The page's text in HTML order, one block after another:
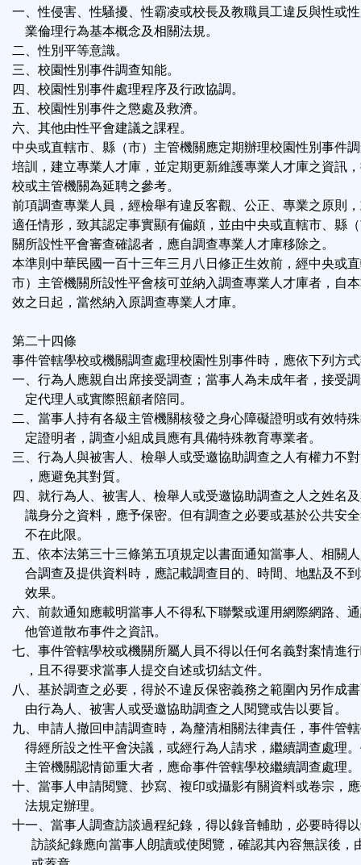
一、性侵害、性騷擾、性霸凌或校長及教職員工違反與性或
業倫理行為基本概念及相關法規。
二、性別平等意識。
三、校園性別事件調查知能。
四、校園性別事件處理程序及行政協調。
五、校園性別事件之懲處及救濟。
六、其他由性平會建議之課程。
中央或直轄市、縣（市）主管機關應定期辦理校園性別事件
培訓，建立專業人才庫，並定期更新維護專業人才庫之資訊
校或主管機關為延聘之參考。
前項調查專業人員，經檢舉有違反客觀、公正、專業之原則
適任情形，致其認定事實顯有偏頗，並由中央或直轄市、縣
關所設性平會審查確認者，應自調查專業人才庫移除之。
本準則中華民國一百十三年三月八日修正生效前，經中央或
市）主管機關所設性平會核可並納入調查專業人才庫者，自
效之日起，當然納入原調查專業人才庫。
第二十四條
事件管轄學校或機關調查處理校園性別事件時，應依下列方
一、行為人應親自出席接受調查；當事人為未成年者，接受
定代理人或實際照顧者陪同。
二、當事人持有各級主管機關核發之身心障礙證明或有效特
定證明者，調查小組成員應有具備特殊教育專業者。
三、行為人與被害人、檢舉人或受邀協助調查之人有權力不
，應避免其對質。
四、就行為人、被害人、檢舉人或受邀協助調查之人之姓名
識身分之資料，應予保密。但有調查之必要或基於公共安
不在此限。
五、依本法第三十三條第五項規定以書面通知當事人、相關
合調查及提供資料時，應記載調查目的、時間、地點及不
效果。
六、前款通知應載明當事人不得私下聯繫或運用網際網路、
他管道散布事件之資訊。
七、事件管轄學校或機關所屬人員不得以任何名義對案情進
，且不得要求當事人提交自述或切結文件。
八、基於調查之必要，得於不違反保密義務之範圍內另作成
由行為人、被害人或受邀協助調查之人閱覽或告以要旨。
九、申請人撤回申請調查時，為釐清相關法律責任，事件管
得經所設之性平會決議，或經行為人請求，繼續調查處理
主管機關認情節重大者，應命事件管轄學校繼續調查處理。
十、當事人申請閱覽、抄寫、複印或攝影有關資料或卷宗，
法規定辦理。
十一、當事人調查訪談過程紀錄，得以錄音輔助，必要時得
訪談紀錄應向當事人朗讀或使閱覽，確認其內容無誤後，